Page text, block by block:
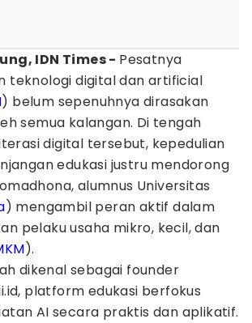
IDN Times - Pesatnya
teknologi digital dan artificial
) belum sepenuhnya dirasakan
semua kalangan. Di tengah
digital tersebut, kepedulian
edukasi justru mendorong
alumnus Universitas
) mengambil peran aktif dalam
pelaku usaha mikro, kecil, dan
).
dikenal sebagai founder
platform edukasi berfokus
AI secara praktis dan aplikatif.